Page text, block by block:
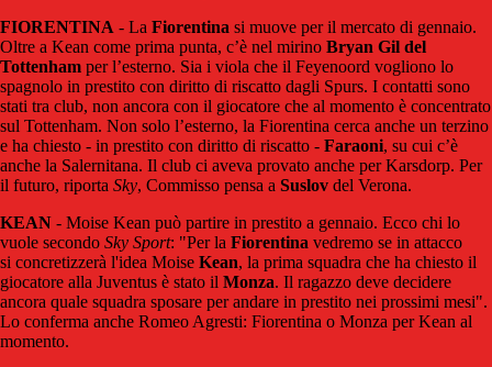
FIORENTINA - La Fiorentina si muove per il mercato di gennaio.
Oltre a Kean come prima punta, c’è nel mirino Bryan Gil del
Tottenham per l’esterno. Sia i viola che il Feyenoord vogliono lo
spagnolo in prestito con diritto di riscatto dagli Spurs. I contatti sono
stati tra club, non ancora con il giocatore che al momento è concentrato
sul Tottenham. Non solo l’esterno, la Fiorentina cerca anche un terzino
e ha chiesto - in prestito con diritto di riscatto - Faraoni, su cui c’è
anche la Salernitana. Il club ci aveva provato anche per Karsdorp. Per
il futuro, riporta Sky, Commisso pensa a Suslov del Verona.
KEAN - Moise Kean può partire in prestito a gennaio. Ecco chi lo
vuole secondo Sky Sport: "Per la Fiorentina vedremo se in attacco
si concretizzerà l'idea Moise Kean, la prima squadra che ha chiesto il
giocatore alla Juventus è stato il Monza. Il ragazzo deve decidere
ancora quale squadra sposare per andare in prestito nei prossimi mesi".
Lo conferma anche Romeo Agresti: Fiorentina o Monza per Kean al
momento.